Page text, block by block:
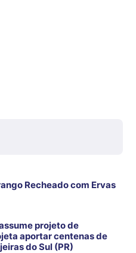
Recheado com Ervas
projeto de
aportar centenas de
do Sul (PR)